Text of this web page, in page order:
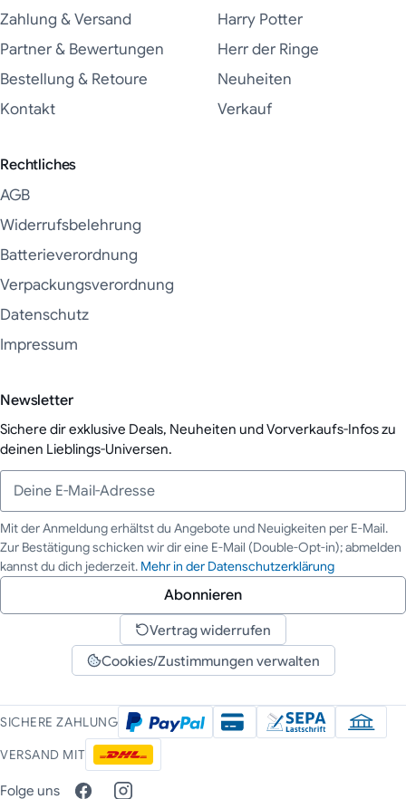
Zahlung & Versand
Partner & Bewertungen
Bestellung & Retoure
Kontakt
Harry Potter
Herr der Ringe
Neuheiten
Verkauf
Rechtliches
AGB
Widerrufsbelehrung
Batterieverordnung
Verpackungsverordnung
Datenschutz
Impressum
Newsletter
Sichere dir exklusive Deals, Neuheiten und Vorverkaufs-Infos zu
deinen Lieblings-Universen.
Deine E-Mail-Adresse
Mit der Anmeldung erhältst du Angebote und Neuigkeiten per E-Mail.
Zur Bestätigung schicken wir dir eine E-Mail (Double-Opt-in); abmelden
kannst du dich jederzeit. Mehr in der Datenschutzerklärung
Abonnieren
Vertrag widerrufen
Cookies/Zustimmungen verwalten
SICHERE ZAHLUNG
VERSAND MIT
Folge uns